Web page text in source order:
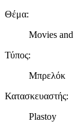
Θέμα:
Movies and
Τύπος:
Μπρελόκ
Κατασκευαστής:
Plastoy